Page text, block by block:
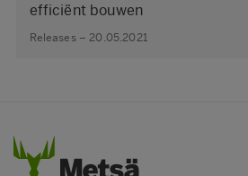
efficiënt bouwen
Releases – 20.05.2021